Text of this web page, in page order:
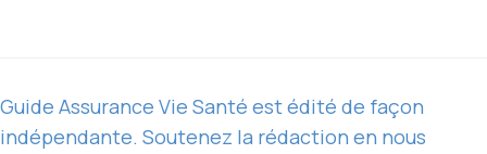
Guide Assurance Vie Santé est édité de façon
indépendante. Soutenez la rédaction en nous